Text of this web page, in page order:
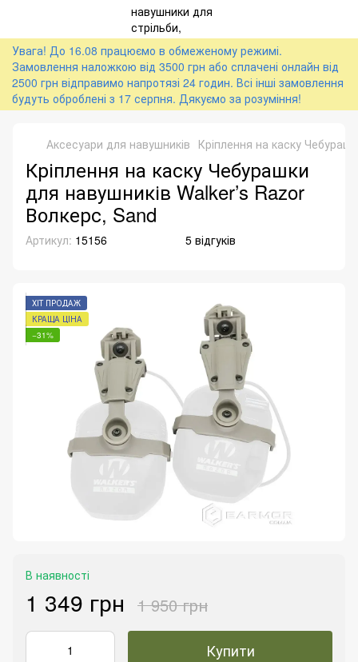
Увага! До 16.08 працюємо в обмеженому режимі.
Замовлення наложкою від 3500 грн або сплачені онлайн від
2500 грн відправимо напротязі 24 годин. Всі інші замовлення
будуть оброблені з 17 серпня. Дякуємо за розуміння!
Аксесуари для навушників Кріплення на каску
Кріплення на каску Чебурашки
для навушників Walker’s Razor
Волкерс, Sand
Артикул: 15156 5 відгуків
ХІТ ПРОДАЖ
КРАЩА ЦІНА
−31%
В наявності
1 349 грн 1 950 грн
Купити